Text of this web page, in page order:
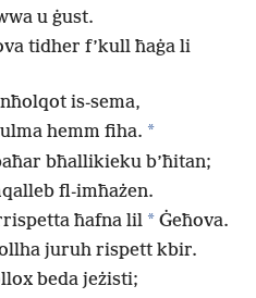
u ġust.
tidher f’kull ħaġa li
is-sema,
hemm fiha. *
bħallikieku b’ħitan;
fl-imħażen.
ħafna lil * Ġeħova.
juruh rispett kbir.
beda jeżisti;